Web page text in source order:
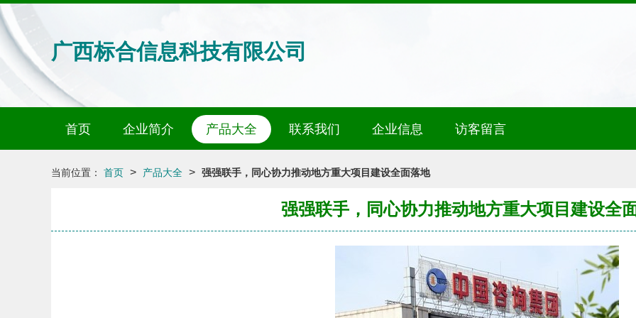
广西标合信息科技有限公司
首页 企业简介 产品大全 联系我们 企业信息 访客留言
当前位置： 首页 > 产品大全 > 强强联手，同心协力推动地方重大项目建设全面落地
强强联手，同心协力推动地方重大项目建设全